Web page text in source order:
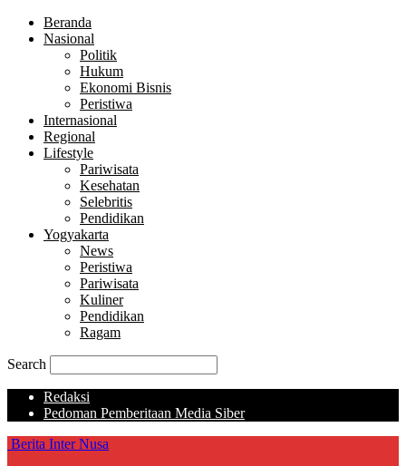
Beranda
Nasional
Politik
Hukum
Ekonomi Bisnis
Peristiwa
Internasional
Regional
Lifestyle
Pariwisata
Kesehatan
Selebritis
Pendidikan
Yogyakarta
News
Peristiwa
Pariwisata
Kuliner
Pendidikan
Ragam
Search
Redaksi
Pedoman Pemberitaan Media Siber
Berita Inter Nusa